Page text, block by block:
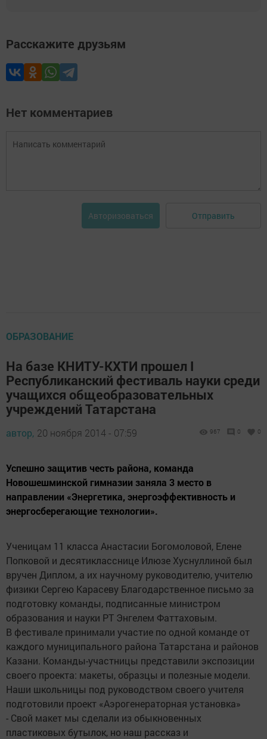
Расскажите друзьям
Нет комментариев
Авторизоваться Отправить
ОБРАЗОВАНИЕ
На базе КНИТУ-КХТИ прошел I
Республиканский фестиваль науки среди
учащихся общеобразовательных
учреждений Татарстана
автор, 20 ноября 2014 - 07:59 967 0 0
Успешно защитив честь района, команда
Новошешминской гимназии заняла 3 место в
направлении «Энергетика, энергоэффективность и
энергосберегающие технологии».
Ученицам 11 класса Анастасии Богомоловой, Елене
Попковой и десятикласснице Илюзе Хуснуллиной был
вручен Диплом, а их научному руководителю, учителю
физики Сергею Карасеву Благодарственное письмо за
подготовку команды, подписанные министром
образования и науки РТ Энгелем Фаттаховым.
В фестивале принимали участие по одной команде от
каждого муниципального района Татарстана и районов
Казани. Команды-участницы представили экспозиции
своего проекта: макеты, образцы и полезные модели.
Наши школьницы под руководством своего учителя
подготовили проект «Аэрогенераторная установка»
- Свой макет мы сделали из обыкновенных
пластиковых бутылок, но наш рассказ и